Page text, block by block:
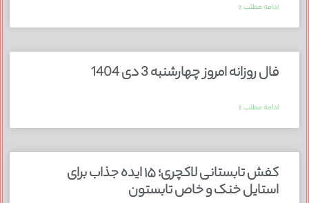
ادامه مطلب »
فال روزانه امروز چهارشنبه 3 دی 1404
ادامه مطلب »
کفش تابستانی لاکچری؛ ۱۵ ایده‌ جذاب برای
استایل خنک و خاص تابستون